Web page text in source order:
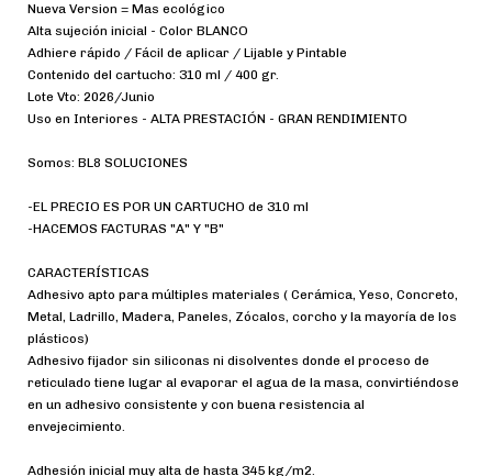
Nueva Version = Mas ecológico
Alta sujeción inicial - Color BLANCO
Adhiere rápido / Fácil de aplicar / Lijable y Pintable
Contenido del cartucho: 310 ml / 400 gr.
Lote Vto: 2026/Junio
Uso en Interiores - ALTA PRESTACIÓN - GRAN RENDIMIENTO
Somos: BL8 SOLUCIONES
-EL PRECIO ES POR UN CARTUCHO de 310 ml
-HACEMOS FACTURAS "A" Y "B"
CARACTERÍSTICAS
Adhesivo apto para múltiples materiales ( Cerámica, Yeso, Concreto,
Metal, Ladrillo, Madera, Paneles, Zócalos, corcho y la mayoría de los
plásticos)
Adhesivo fijador sin siliconas ni disolventes donde el proceso de
reticulado tiene lugar al evaporar el agua de la masa, convirtiéndose
en un adhesivo consistente y con buena resistencia al
envejecimiento.
Adhesión inicial muy alta de hasta 345 kg/m2.